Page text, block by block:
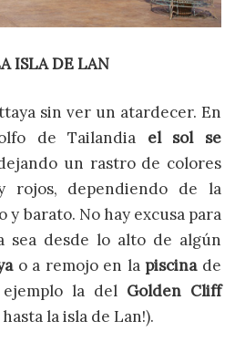
ISLA DE LAN
sin ver un atardecer. En
de Tailandia el sol se
un rastro de colores
rojos, dependiendo de la
y barato. No hay excusa para
desde lo alto de algún
o a remojo en la piscinade
la del Golden Cliff
la isla de Lan!).